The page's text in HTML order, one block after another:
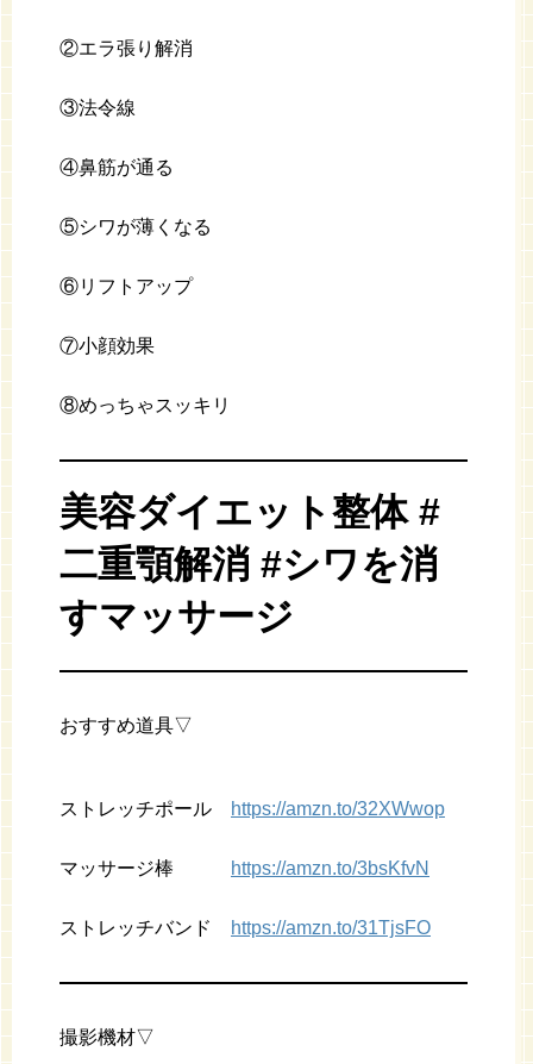
②エラ張り解消
③法令線
④鼻筋が通る
⑤シワが薄くなる
⑥リフトアップ
⑦小顔効果
⑧めっちゃスッキリ
美容ダイエット整体 #
二重顎解消 #シワを消
すマッサージ
おすすめ道具▽
ストレッチポール https://amzn.to/32XWwop
マッサージ棒 https://amzn.to/3bsKfvN
ストレッチバンド https://amzn.to/31TjsFO
撮影機材▽